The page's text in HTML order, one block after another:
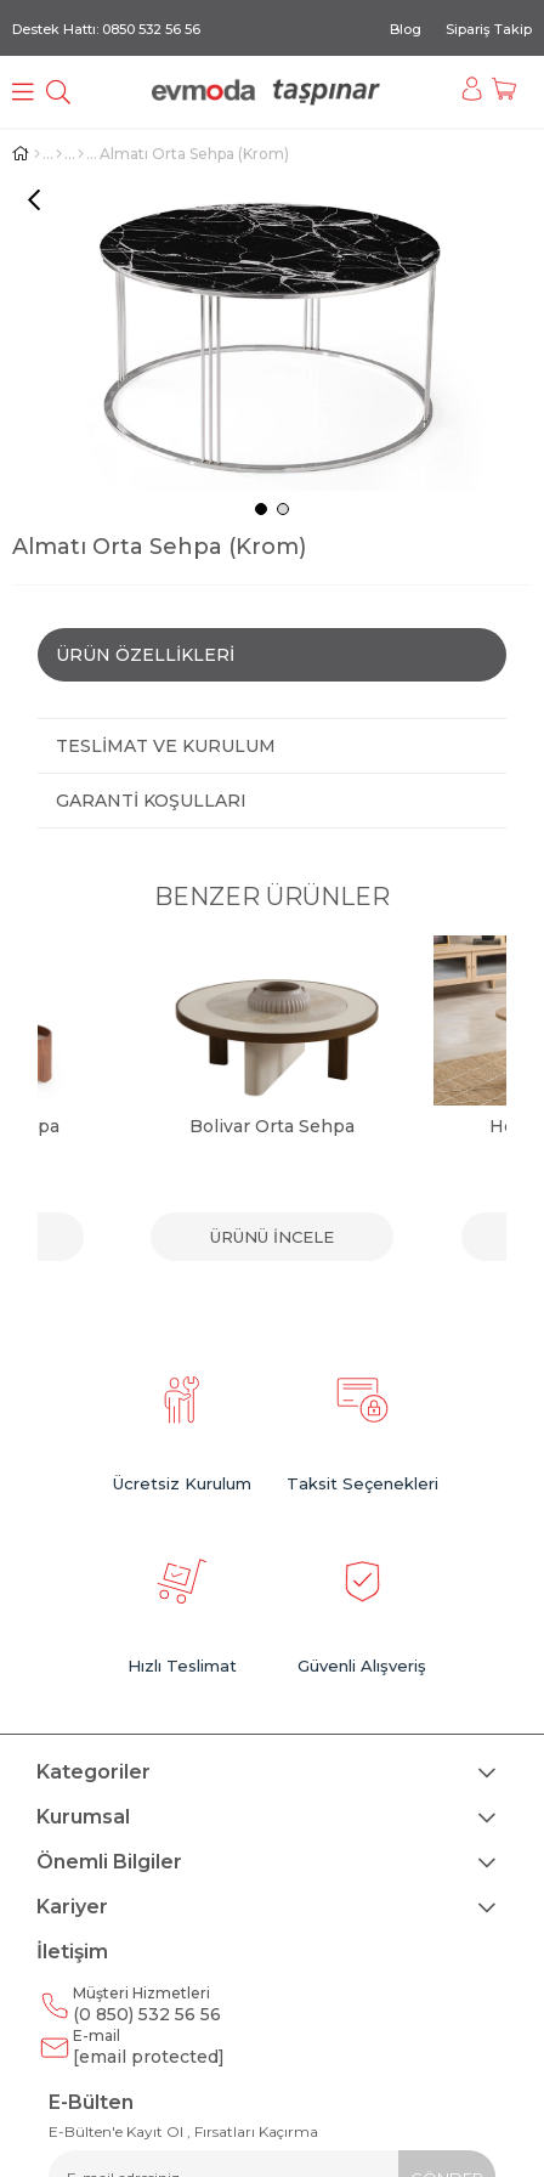
Destek Hattı: 0850 532 56 56 Blog Sipariş Takip
Almatı Orta Sehpa (Krom)
Almatı Orta Sehpa (Krom)
ÜRÜN ÖZELLIKLERI
TESLIMAT VE KURULUM
GARANTI KOŞULLARI
BENZER ÜRÜNLER
Bolivar Orta Sehpa
ÜRÜNÜ İNCELE
Ücretsiz Kurulum Taksit Seçenekleri
Hızlı Teslimat Güvenli Alışveriş
Kategoriler
Kurumsal
Önemli Bilgiler
Kariyer
İletişim
Müşteri Hizmetleri
(0 850) 532 56 56
E-mail
[email protected]
E-Bülten
E-Bülten'e Kayıt Ol , Fırsatları Kaçırma